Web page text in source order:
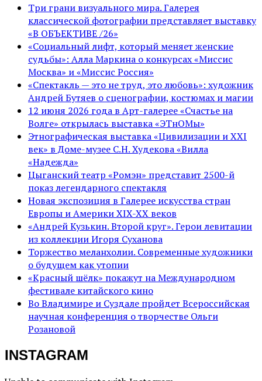
Три грани визуального мира. Галерея
классической фотографии представляет выставку
«В ОБЪЕКТИВЕ /26»
«Социальный лифт, который меняет женские
судьбы»: Алла Маркина о конкурсах «Миссис
Москва» и «Миссис Россия»
«Спектакль — это не труд, это любовь»: художник
Андрей Бутяев о сценографии, костюмах и магии
12 июня 2026 года в Арт-галерее «Счастье на
Волге» открылась выставка «ЭТнОМы»
Этнографическая выставка «Цивилизации и ХХI
век» в Доме-музее С.Н. Худекова «Вилла
«Надежда»
Цыганский театр «Ромэн» представит 2500-й
показ легендарного спектакля
Новая экспозиция в Галерее искусства стран
Европы и Америки XIX-XX веков
«Андрей Кузькин. Второй круг». Герои левитации
из коллекции Игоря Суханова
Торжество меланхолии. Современные художники
о будущем как утопии
«Красный шёлк» покажут на Международном
фестивале китайского кино
Во Владимире и Суздале пройдет Всероссийская
научная конференция о творчестве Ольги
Розановой
INSTAGRAM